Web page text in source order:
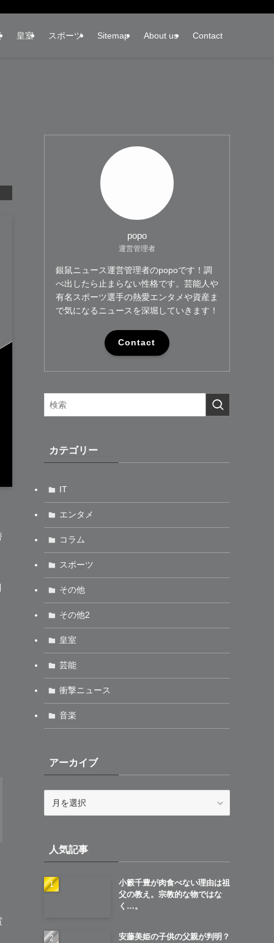
皇室 スポーツ Sitemap About us Contact
popo
運営管理者
銀鼠ニュース運営管理者のpopoです！調
べ出したら止まらない性格です。芸能人や
有名スポーツ選手の熱愛エンタメや資産ま
で気になるニュースを深堀していきます！
Contact
カテゴリー
IT
エンタメ
コラム
スポーツ
その他
その他2
皇室
芸能
衝撃ニュース
音楽
アーカイブ
ブ人気記事
小籔千豊が肉食べない理由は祖
父の教え。宗教的な物ではな
く…。
安藤美姫の子供の父親が判明？